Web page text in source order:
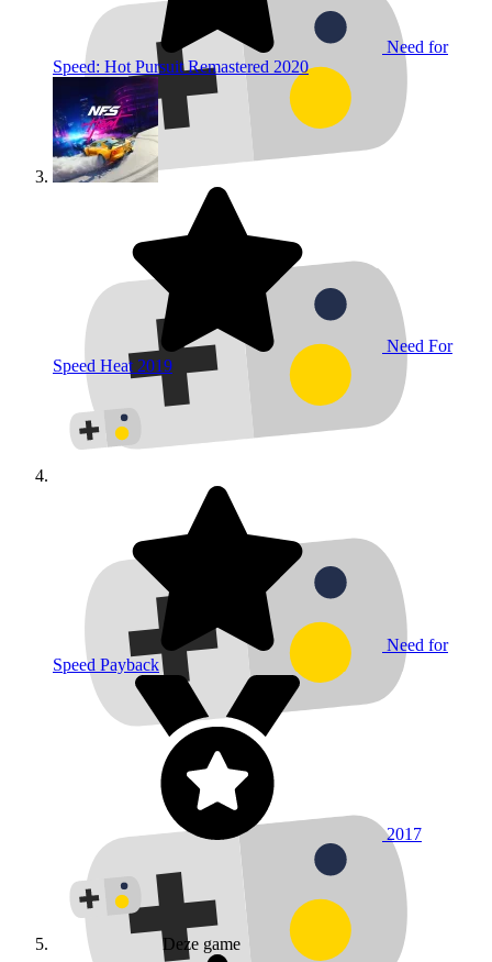
Need for
Speed: Hot Pursuit Remastered 2020
Need For
Speed Heat 2019
Need for
Speed Payback
2017
Deze game